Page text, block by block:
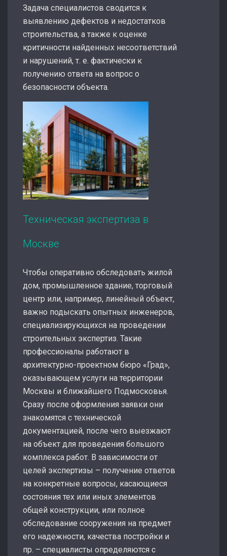
Задача специалистов сводится к
выявлению дефектов и недостатков
строительства, а также к оценке
критичности найденных несоответствий
и нарушений, т. е. фактически к
получению ответа на вопрос о
безопасности объекта.
Техническая экспертиза в
Москве
Чтобы оперативно обследовать жилой
дом, промышленное здание, торговый
центр или, например, линейный объект,
важно подыскать опытных инженеров,
специализирующихся на проведении
строительных экспертиз. Такие
профессионалы работают в
архитектурно-проектном бюро «Град»,
оказывающем услуги на территории
Москвы и ближайшего Подмосковья.
Сразу после оформления заявки они
знакомятся с технической
документацией, после чего выезжают
на объект для проведения большого
комплекса работ. В зависимости от
целей экспертизы – получение ответов
на конкретные вопросы, касающиеся
состояния тех или иных элементов
общей конструкции, или полное
обследование сооружения на предмет
его надежности, качества постройки и
пр. – специалисты определяются с